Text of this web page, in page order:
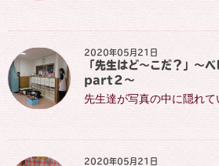
2020年05月21日
「先生はど～こだ？」～
part２～
先生達が写真の中に隠れて
2020年05月21日